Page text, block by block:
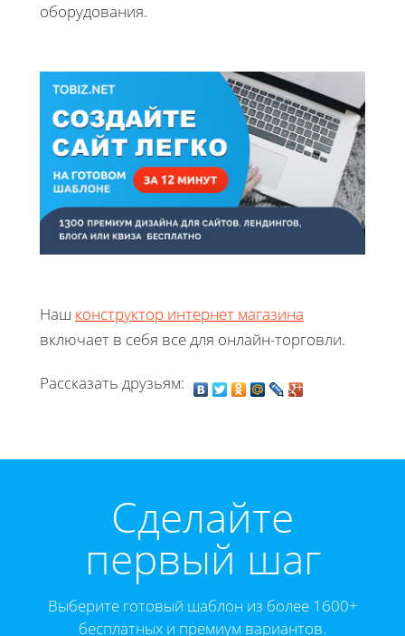
оборудования.
Наш конструктор интернет магазина
включает в себя все для онлайн-торговли.
Рассказать друзьям:
Cделайте
первый шаг
Выберите готовый шаблон из более 1600+
бесплатных и премиум вариантов.